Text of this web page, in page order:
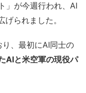
」が今週行われ、AI
られました。
、最初にAI同士の
AIと米空軍の現役パ